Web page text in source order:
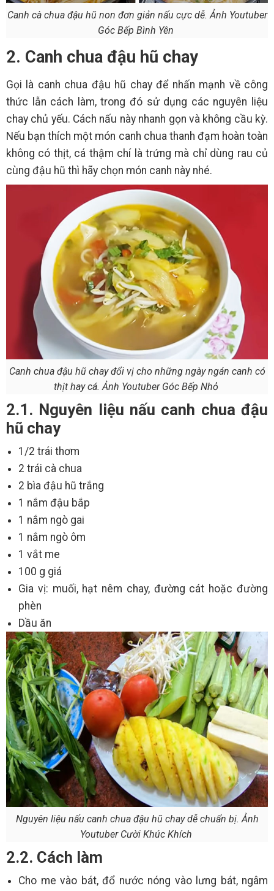
Canh cà chua đậu hũ non đơn giản nấu cực dễ. Ảnh Youtuber
Góc Bếp Bình Yên
2. Canh chua đậu hũ chay
Gọi là canh chua đậu hũ chay để nhấn mạnh về công
thức lẫn cách làm, trong đó sử dụng các nguyên liệu
chay chủ yếu. Cách nấu này nhanh gọn và không cầu kỳ.
Nếu bạn thích một món canh chua thanh đạm hoàn toàn
không có thịt, cá thậm chí là trứng mà chỉ dùng rau củ
cùng đậu hũ thì hãy chọn món canh này nhé.
Canh chua đậu hũ chay đổi vị cho những ngày ngán canh có
thịt hay cá. Ảnh Youtuber Góc Bếp Nhỏ
2.1. Nguyên liệu nấu canh chua đậu
hũ chay
1/2 trái thơm
2 trái cà chua
2 bìa đậu hũ trắng
1 nắm đậu bắp
1 nắm ngò gai
1 nắm ngò ôm
1 vắt me
100 g giá
Gia vị: muối, hạt nêm chay, đường cát hoặc đường
phèn
Dầu ăn
Nguyên liệu nấu canh chua đậu hũ chay dễ chuẩn bị. Ảnh
Youtuber Cười Khúc Khích
2.2. Cách làm
Cho me vào bát, đổ nước nóng vào lưng bát, ngâm